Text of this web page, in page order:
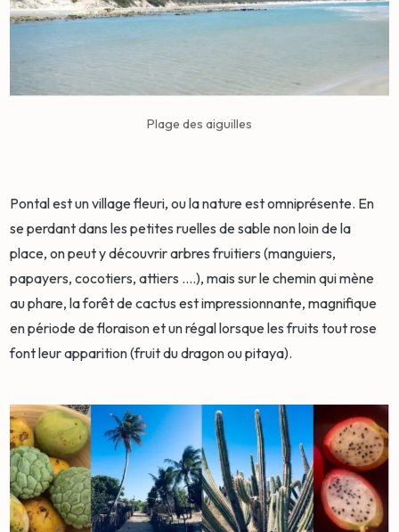
Plage des aiguilles
Pontal est un village fleuri, ou la nature est omniprésente. En
se perdant dans les petites ruelles de sable non loin de la
place, on peut y découvrir arbres fruitiers (manguiers,
papayers, cocotiers, attiers ….), mais sur le chemin qui mène
au phare, la forêt de cactus est impressionnante, magnifique
en période de floraison et un régal lorsque les fruits tout rose
font leur apparition (fruit du dragon ou pitaya).